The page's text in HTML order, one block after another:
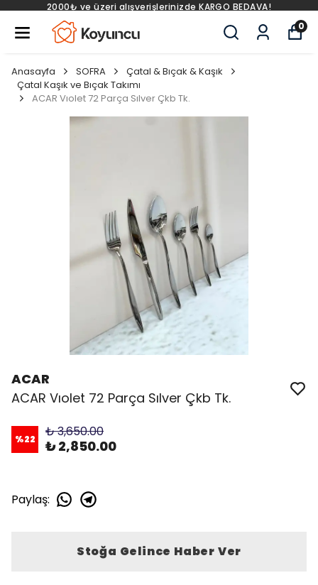
ve üzeri alışverişlerinizde KARGO BEDAVA!
0
Anasayfa SOFRA
Çatal & Bıçak & Kaşık
Çatal Kaşık ve Bıçak Takımı
ACAR Vıolet 72 Parça Sılver Çkb Tk.
ACAR
ACAR Vıolet 72 Parça Sılver Çkb Tk.
%22 ₺ 3,650.00
₺ 2,850.00
Paylaş:
Stoğa Gelince Haber Ver